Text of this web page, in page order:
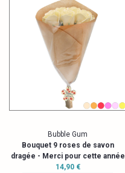
Bubble Gum
Bouquet 9 roses de savon
dragée - Merci pour cette année
14,90 €